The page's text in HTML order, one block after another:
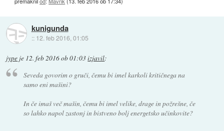
kunigunda
:: 12. feb 2016, 01:05
jype je 12. feb 2016 ob 01:03izjavil:
Seveda govorim o gruči, čemu bi imel karkoli kritičnega na
samo eni mašini?
In če imaš več mašin, čemu bi imel velike, drage in požrešne, če
so lahko napol zastonj in bistveno bolj energetsko učinkovite?